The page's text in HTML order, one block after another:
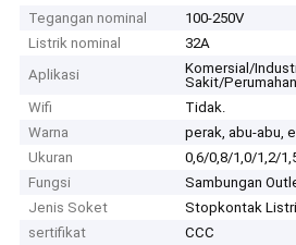
Tegangan nominal
100-250V
Listrik nominal
32A
Aplikasi
Komersial/
Sakit/
Wifi
Tidak.
Warna
perak, abu-abu,
Ukuran
0,6/0,8/1,0/1,2/
Fungsi
Sambungan
Jenis Soket
Stopkontak
sertifikat
CCC